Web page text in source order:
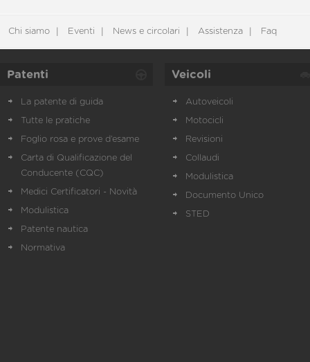
Chi siamo Eventi News e circolari Assistenza Faq
Patenti
La patente di guida
Tutte le pratiche
Foglio rosa e prove d’esame
Carta di Qualificazione del
Conducente (CQC)
Medici Certificatori - Novità
Modulistica
Patente nautica
Normativa
Veicoli
Autoveicoli
Motocicli
Revisioni
Collaudi
Modulistica
Documento Unico
STED